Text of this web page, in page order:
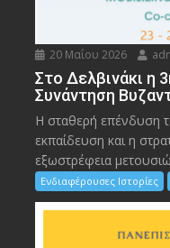
20 Μαΐου 2026
Στο Δελβινάκι η
Συνάντηση
Η σταθερή επένδυση
εκπαίδευση και η
εξωστρέφεια
Ενδιαφέρουσες Ιστορίες